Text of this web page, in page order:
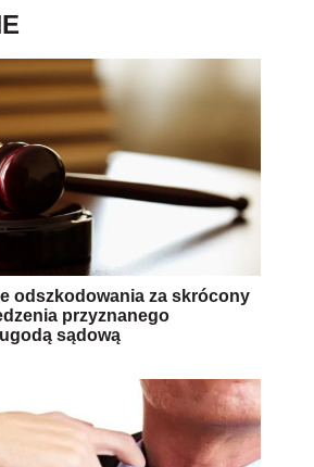
odszkodowania za skrócony
przyznanego
sądową